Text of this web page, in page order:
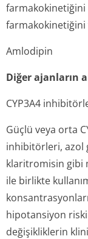
Amlodipin
Diğer ajanların
CYP3A4
Güçlü veya orta
inhibitörleri, azol
klaritromisin gibi
ile birlikte
hipotansiyon
değişikliklerin